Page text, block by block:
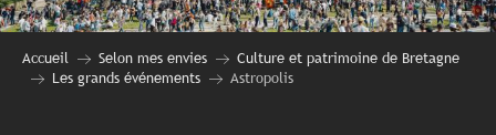
Accueil Selon mes envies
Culture et patrimoine de Bretagne
Les grands événements
Astropolis